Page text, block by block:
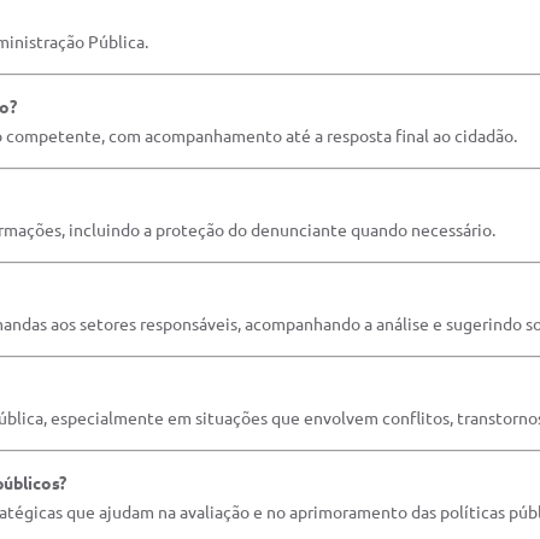
Pública.
competente, com acompanhamento até a resposta final ao cidadão.
incluindo a proteção do denunciante quando necessário.
aos setores responsáveis, acompanhando a análise e sugerindo
especialmente em situações que envolvem conflitos,
que ajudam na avaliação e no aprimoramento das políticas